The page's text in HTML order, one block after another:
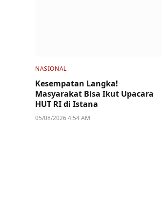
NASIONAL
Kesempatan Langka!
Masyarakat Bisa Ikut Upacara
HUT RI di Istana
05/08/2026 4:54 AM